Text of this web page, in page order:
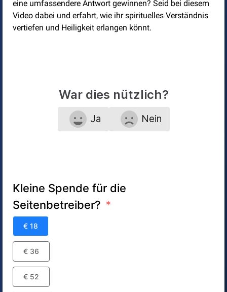
eine umfassendere Antwort gewinnen? Seid bei diesem
Video dabei und erfahrt, wie ihr spirituelles Verständnis
vertiefen und Heiligkeit erlangen könnt.
War dies nützlich?
Ja Nein
Kleine Spende für die
Seitenbetreiber?
€ 18
€ 36
€ 52